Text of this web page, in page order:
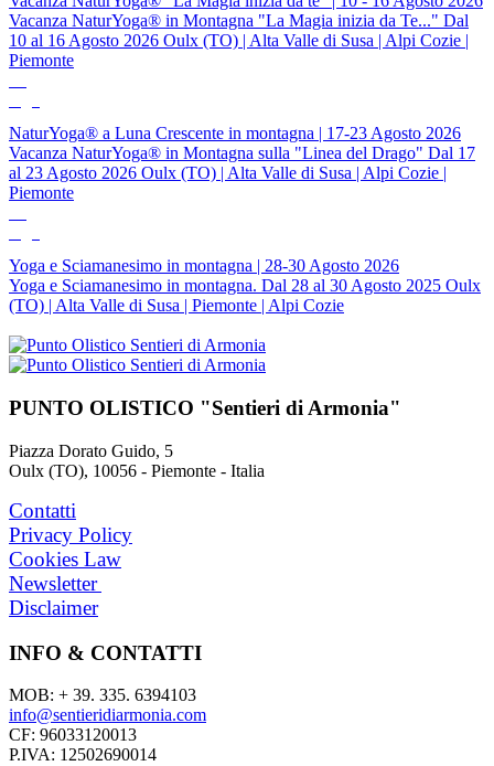
Vacanza NaturYoga® in Montagna "La Magia inizia da Te..." Dal
10 al 16 Agosto 2026 Oulx (TO) | Alta Valle di Susa | Alpi Cozie |
Piemonte
NaturYoga® a Luna Crescente in montagna | 17-23 Agosto 2026
Vacanza NaturYoga® in Montagna sulla "Linea del Drago" Dal 17
al 23 Agosto 2026 Oulx (TO) | Alta Valle di Susa | Alpi Cozie |
Piemonte
Yoga e Sciamanesimo in montagna | 28-30 Agosto 2026
Yoga e Sciamanesimo in montagna. Dal 28 al 30 Agosto 2025 Oulx
(TO) | Alta Valle di Susa | Piemonte | Alpi Cozie
PUNTO OLISTICO "Sentieri di Armonia"
Piazza Dorato Guido, 5
Oulx (TO), 10056 - Piemonte - Italia
Contatti
Privacy Policy
Cookies Law
Newsletter
Disclaimer
INFO & CONTATTI
MOB: + 39. 335. 6394103
info@sentieridiarmonia.com
CF: 96033120013
P.IVA: 12502690014